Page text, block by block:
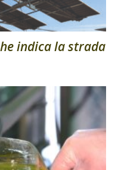
indica la strada